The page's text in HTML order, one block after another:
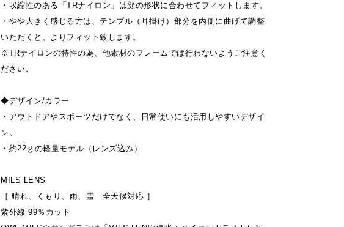
・収縮性のある「TRナイロン」は顔の形状に合わせてフィットします。
・やや大きく感じる方は、テンプル（耳掛け）部分を内側に曲げて調整
いただくと、よりフィット致します。
※TRナイロンの特性の為、他素材のフレームでは行わないようご注意く
ださい。
◆デザイン/カラー
・アウトドアやスポーツだけでなく、日常使いにも活用しやすいデザイ
ン。
・約22ｇの軽量モデル（レンズ込み）
MILS LENS
［ 晴れ、くもり、雨、雪 全天候対応 ］
紫外線 99％カット